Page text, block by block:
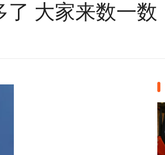
了 大家来数一数